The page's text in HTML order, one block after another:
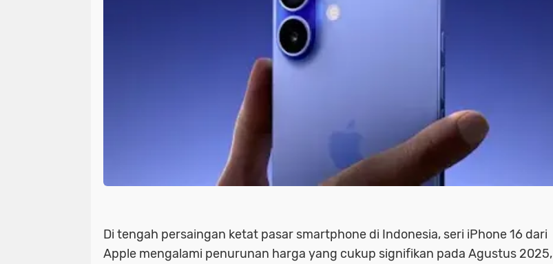
Di tengah persaingan ketat pasar smartphone di Indonesia, seri iPhone 16 dari
Apple mengalami penurunan harga yang cukup signifikan pada Agustus 2025,